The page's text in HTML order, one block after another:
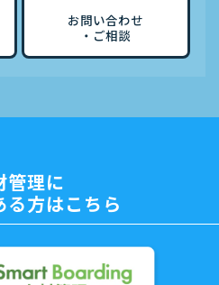
お問い合わせ
・ご相談
管理に
る方はこちら